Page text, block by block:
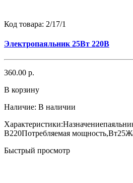
Код товара: 2/17/1
Электропаяльник 25Вт 220В
360.00 р.
В корзину
Наличие: В наличии
В220Потребляемая
Быстрый просмотр